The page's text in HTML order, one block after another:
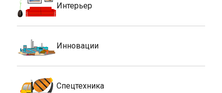
Интерьер
Инновации
Спецтехника